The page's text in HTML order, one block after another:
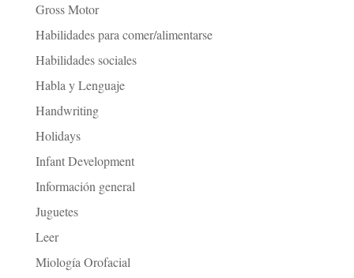
Gross Motor
Habilidades para comer/alimentarse
Habilidades sociales
Habla y Lenguaje
Handwriting
Holidays
Infant Development
Información general
Juguetes
Leer
Miología Orofacial